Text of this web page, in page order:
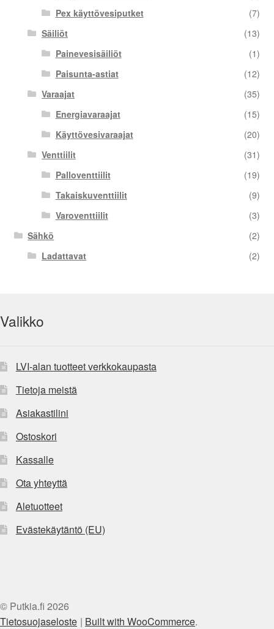
Pex käyttövesiputket
(7)
Säiliöt
(13)
Painevesisäiliöt
(1)
Paisunta-astiat
(12)
Varaajat
(35)
Energiavaraajat
(15)
Käyttövesivaraajat
(20)
Venttiilit
(31)
Palloventtiilit
(19)
Takaiskuventtiilit
(9)
Varoventtiilit
(3)
Sähkö
(2)
Ladattavat
(2)
Valikko
LVI-alan tuotteet verkkokaupasta
Tietoja meistä
Asiakastilini
Ostoskori
Kassalle
Ota yhteyttä
Aletuotteet
Evästekäytäntö (EU)
© Putkia.fi 2026
Tietosuojaseloste
Built with WooCommerce.